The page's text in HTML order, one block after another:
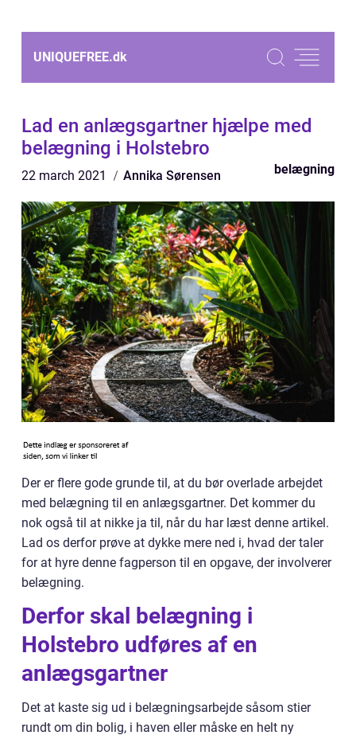
UNIQUEFREE.dk
Lad en anlægsgartner hjælpe med
belægning i Holstebro
22 march 2021 Annika Sørensen belægning
Der er flere gode grunde til, at du bør overlade arbejdet
med belægning til en anlægsgartner. Det kommer du
nok også til at nikke ja til, når du har læst denne artikel.
Lad os derfor prøve at dykke mere ned i, hvad der taler
for at hyre denne fagperson til en opgave, der involverer
belægning.
Derfor skal belægning i
Holstebro udføres af en
anlægsgartner
Det at kaste sig ud i belægningsarbejde såsom stier
rundt om din bolig, i haven eller måske en helt ny